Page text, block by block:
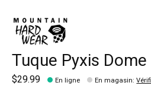
Tuque Pyxis
$29.99 En ligne En magasin: